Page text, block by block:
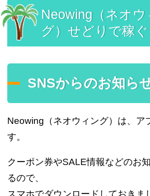
Neowing（ネオウ
グ）せどりで稼
SNSからのお知ら
Neowing（ネオウィング）は、ア
す。
クーポン券やSALE情報などのお
るので、
スマホでダウンロードしておきま